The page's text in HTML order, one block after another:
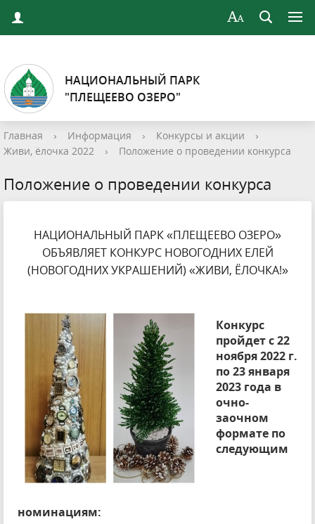
НАЦИОНАЛЬНЫЙ ПАРК
"ПЛЕЩЕЕВО ОЗЕРО"
Главная › Информация › Конкурсы и акции
›
Живи, ёлочка 2022
› Положение о проведении конкурса
Положение о проведении конкурса
НАЦИОНАЛЬНЫЙ ПАРК «ПЛЕЩЕЕВО ОЗЕРО»
ОБЪЯВЛЯЕТ КОНКУРС НОВОГОДНИХ ЕЛЕЙ
(НОВОГОДНИХ УКРАШЕНИЙ) «ЖИВИ, ЁЛОЧКА!»
Конкурс
пройдет с 22
ноября 2022 г.
по 23 января
2023 года в
очно-
заочном
формате по
следующим
номинациям: